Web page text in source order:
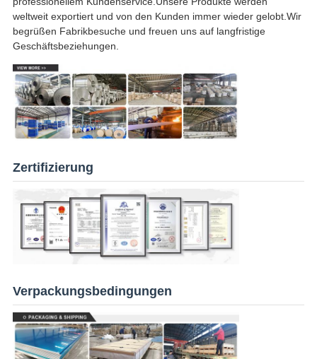
weltweit exportiert und von den Kunden immer wieder gelobt.Wir
begrüßen Fabrikbesuche und freuen uns auf langfristige
Geschäftsbeziehungen.
Zertifizierung
Verpackungsbedingungen